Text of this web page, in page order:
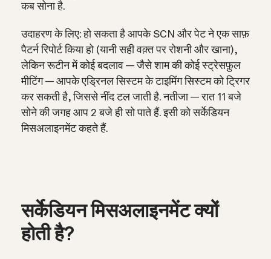
कब सोना है.
उदाहरण के लिए: हो सकता है आपके SCN और पेट ने एक साफ़
पैटर्न रिपोर्ट किया हो (यानी सही वक़्त पर रोशनी और खाना),
लेकिन रूटीन में कोई बदलाव — जैसे शाम की कोई स्ट्रेसफ़ुल
मीटिंग — आपके एड्रिनल सिस्टम के टाइमिंग सिस्टम को ट्रिगर
कर सकती है, जिससे नींद टल जाती है. नतीजा — रात 11 बजे
सोने की जगह आप 2 बजे ही सो पाते हैं. इसी को सर्केडियन
मिसअलाइनमेंट कहते हैं.
सर्केडियन मिसअलाइनमेंट क्यों
होती है?